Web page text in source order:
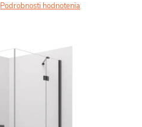
Podrobnosti hodnotenia